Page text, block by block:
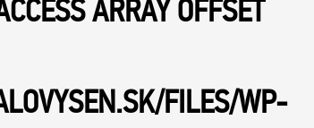
ARRAY OFFSET
FILES/WP-